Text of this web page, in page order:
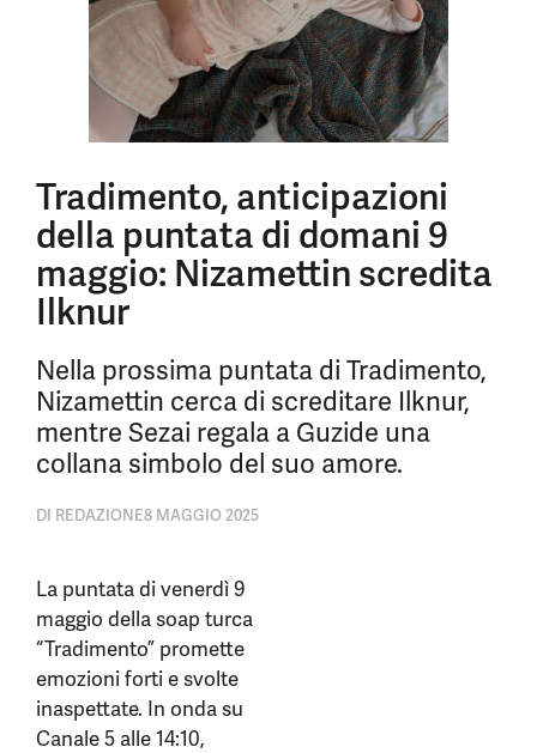
Tradimento, anticipazioni
della puntata di domani 9
maggio: Nizamettin scredita
Ilknur
Nella prossima puntata di Tradimento,
Nizamettin cerca di screditare Ilknur,
mentre Sezai regala a Guzide una
collana simbolo del suo amore.
DI REDAZIONE8 MAGGIO 2025
La puntata di venerdì 9
maggio della soap turca
“Tradimento” promette
emozioni forti e svolte
inaspettate. In onda su
Canale 5 alle 14:10,